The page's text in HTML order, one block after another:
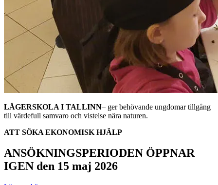
LÄGERSKOLA I TALLINN– ger behövande ungdomar tillgång
till värdefull samvaro och vistelse nära naturen.
ATT SÖKA EKONOMISK HJÄLP
ANSÖKNINGSPERIODEN ÖPPNAR
IGEN den 15 maj 2026